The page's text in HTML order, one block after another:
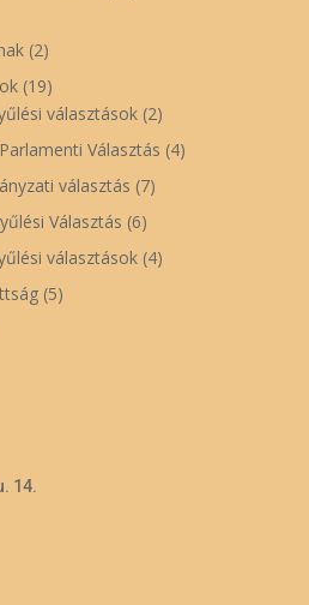
(2)
(19)
választások(2)
Választás (4)
választás (7)
Választás (6)
választások(4)
(5)
14.